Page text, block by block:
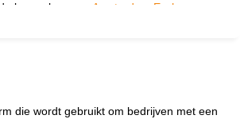
beursvloer van
Amsterdam Exchanges
die wordt gebruikt om bedrijven met een